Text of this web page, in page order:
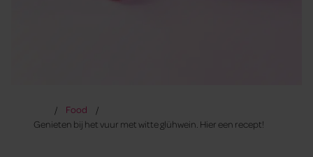
Food
Genieten bij het vuur met witte glühwein. Hier een recept!